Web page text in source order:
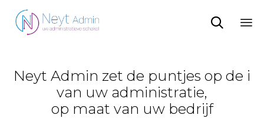

Neyt Admin zet de puntjes op de i
van uw administratie,
op maat van uw bedrijf